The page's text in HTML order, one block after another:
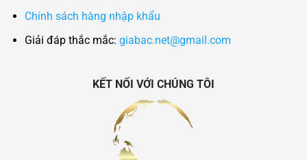
Chính sách hàng nhập khẩu
Giải đáp thắc mắc: giabac.net@gmail.com
KẾT NỐI VỚI CHÚNG TÔI